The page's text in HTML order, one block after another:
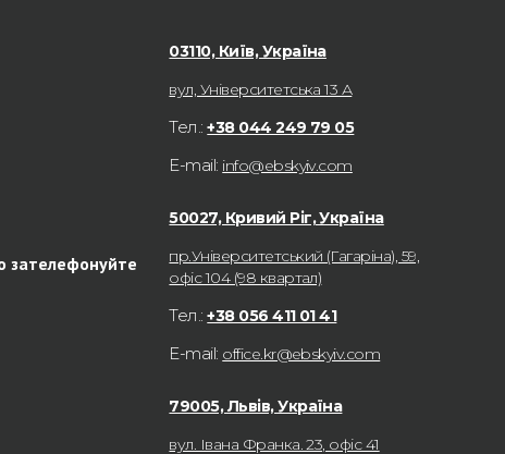
зателефонуйте
03110, Київ, Україна
вул, Університетська 13 А
Тел.:+38 044 249 79 05
E-mail: info@ebskyiv.com
50027, Кривий Ріг, Україна
пр.Університетський (Гагаріна), 59,
офіс 104 (98 квартал)
Тел.:+38 056 411 01 41
E-mail: office.kr@ebskyiv.com
79005, Львів, Україна
вул. Івана Франка. 23, офіс 41